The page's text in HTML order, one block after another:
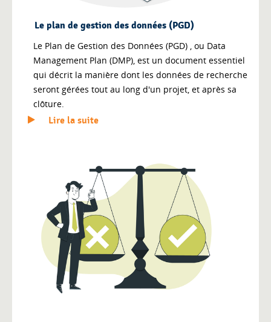
Le plan de gestion des données (PGD)
Le Plan de Gestion des Données (PGD) , ou Data
Management Plan (DMP), est un document essentiel
qui décrit la manière dont les données de recherche
seront gérées tout au long d'un projet, et après sa
clôture.
Lire la suite